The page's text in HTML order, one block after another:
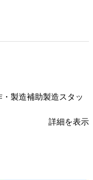
製造補助製造スタッ
詳細を表示